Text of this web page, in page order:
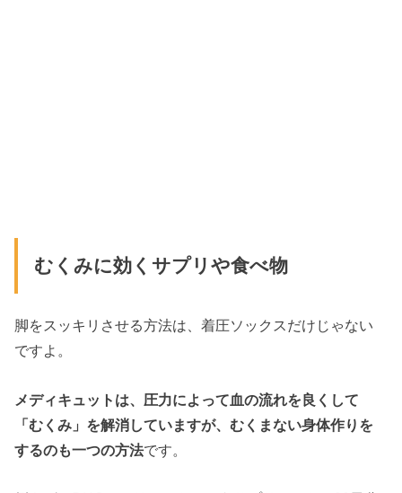
むくみに効くサプリや食べ物
脚をスッキリさせる方法は、着圧ソックスだけじゃない
ですよ。
メディキュットは、圧力によって血の流れを良くして
「むくみ」を解消していますが、むくまない身体作りを
するのも一つの方法です。